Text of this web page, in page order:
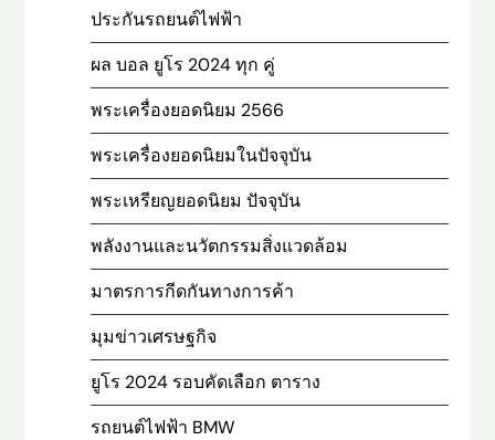
ประกันรถยนต์ไฟฟ้า
ผล บอล ยูโร 2024 ทุก คู่
พระเครื่องยอดนิยม 2566
พระเครื่องยอดนิยมในปัจจุบัน
พระเหรียญยอดนิยม ปัจจุบัน
พลังงานและนวัตกรรมสิ่งแวดล้อม
มาตรการกีดกันทางการค้า
มุมข่าวเศรษฐกิจ
ยูโร 2024 รอบคัดเลือก ตาราง
รถยนต์ไฟฟ้า BMW